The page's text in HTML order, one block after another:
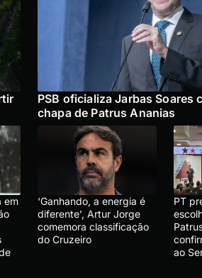
PSB oficializa Jarbas Soares
chapa de Patrus Ananias
em
‘Ganhando, a energia é
diferente’, Artur Jorge
comemora classificação
do Cruzeiro
PT
ao